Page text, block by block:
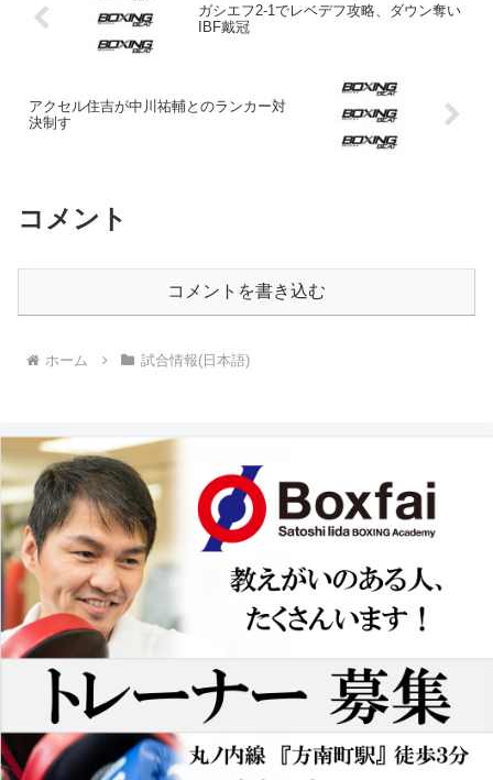
ガシエフ2-1でレベデフ攻略、ダウン奪い
IBF戴冠
アクセル住吉が中川祐輔とのランカー対
決制す
コメント
コメントを書き込む
ホーム 試合情報(日本語)